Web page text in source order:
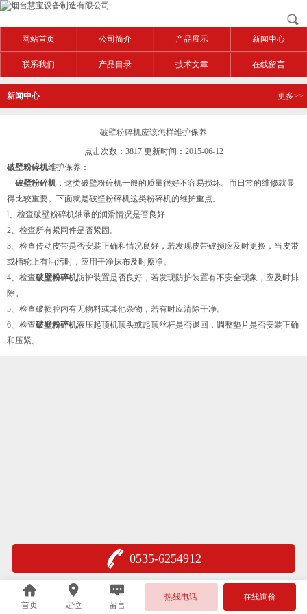
网站首页 公司简介 产品展示 新闻中心
联系我们 产品目录 技术文章 在线留言
新闻中心 更多>>
破壁粉碎机应该怎样维护保养
点击次数：3817 更新时间：2015-06-12
破壁粉碎机维护保养：
破壁粉碎机：这类破壁粉碎机一般的质量很好不容易损坏。而日常的维修就显
得比较重要。下面就是破壁粉碎机这类粉碎机的维护重点。
l、检查破壁粉碎机轴承的润滑情况是否良好
2、检查所有紧同件是否紧固。
3、检查传动皮带是否安装正确和情况良好，若发现皮带破损应及时更换，当皮带
或槽轮上有油污时，应用干净抹布及时擦净。
4、检查破壁粉碎机防护装置是否良好，若发现防护装置有不安全现象，应及时排
除。
5、检查破损腔内有无物料或其他杂物，若有时应清除干净。
6、检查破壁粉碎机液压起顶机顶头或起顶丝杆是否退回，调整垫片是否安装正确
和压紧。
0535-6254912
首页 定位 留言
热线电话 在线询价